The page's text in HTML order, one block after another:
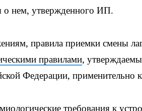
о нем, утвержденного ИП.
правила приемки смены
правилами,
Федерации, применительно
требования к